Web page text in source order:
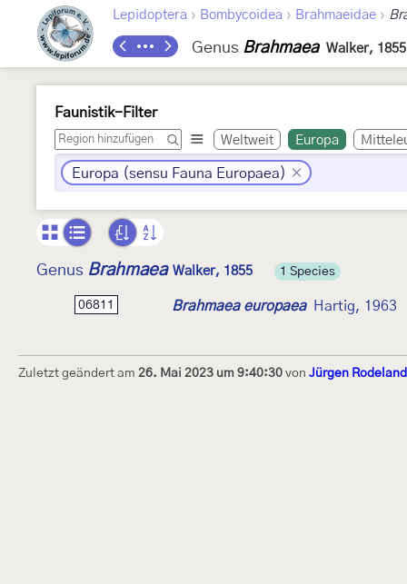
Lepidoptera › Bombycoidea › Brahmaeidae ›
Genus Brahmaea Walker, 1855
Faunistik-Filter
Weltweit Europa
Europa (sensu Fauna Europaea)
Genus Brahmaea Walker, 1855 1 Species
06811 Brahmaea europaea Hartig, 1963
Zuletzt geändert am 26. Mai 2023 um 9:40:30 von Jürgen Rodeland